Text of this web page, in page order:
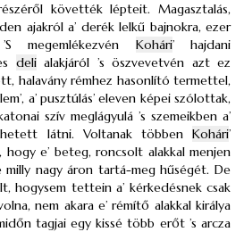
követték lépteit. Magasztalás,
ajakról a’ derék lelkű bajnokra, ezer
megemlékezvén Kohári’ hajdani
delialakjáról ’s öszvevetvén azt ez
halavány rémhez hasonlító termettel,
a’ pusztúlás’ eleven képei szólottak,
szív meglágyulá ’s szemeikben a’
látni. Voltanak többen Kohári’
e’ beteg, roncsolt alakkal menjen
milly nagy áron tartá-meg hűségét. De
hogysem tettein a’ kérkedésnek csak
nem akara e’ rémítő alakkal királya
tagjai egy kissé több erőt ’s arcza